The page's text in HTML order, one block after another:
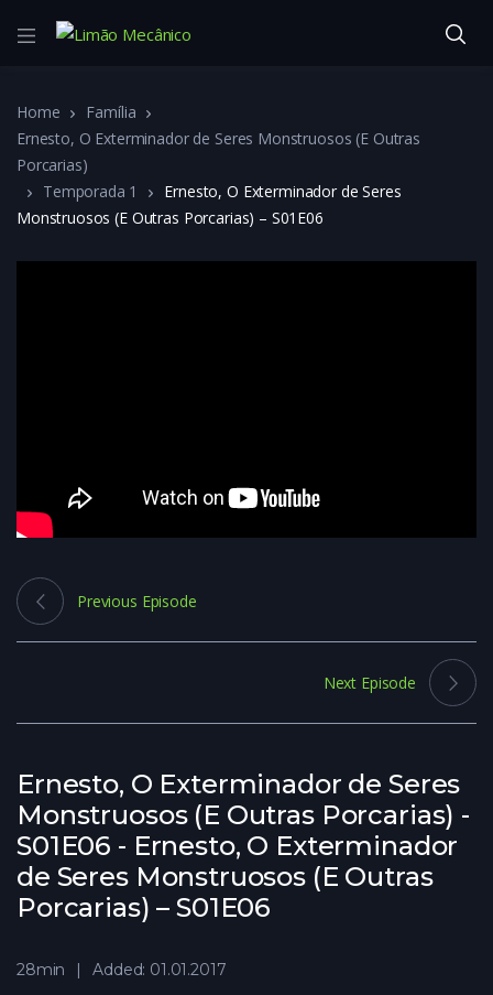
Home
Família
Ernesto, O Exterminador de Seres Monstruosos (E Outras
Porcarias)
Temporada 1
Ernesto, O Exterminador de Seres
Monstruosos (E Outras Porcarias) – S01E06
Ernesto, O Exterminador de Seres
Monstruosos (E Outras Porcarias) -
S01E06 - Ernesto, O Exterminador
de Seres Monstruosos (E Outras
Porcarias) – S01E06
Previous Episode
Next Episode
28min Added: 01.01.2017